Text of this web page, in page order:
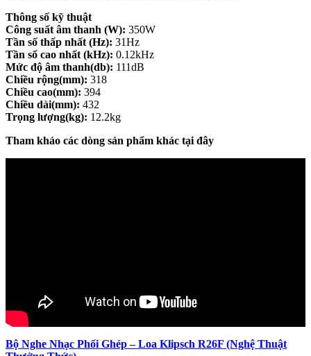
Thông số kỹ thuật
Công suất âm thanh (W): 350W
Tần số thấp nhất (Hz): 31Hz
Tần số cao nhất (kHz): 0.12kHz
Mức độ âm thanh(db): 111dB
Chiều rộng(mm): 318
Chiều cao(mm): 394
Chiều dài(mm): 432
Trọng lượng(kg): 12.2kg
Tham khảo các dòng sản phẩm khác tại đây
Bộ Nghe Nhạc Phối Ghép – Loa Klipsch R26F (Nghệ Thuật